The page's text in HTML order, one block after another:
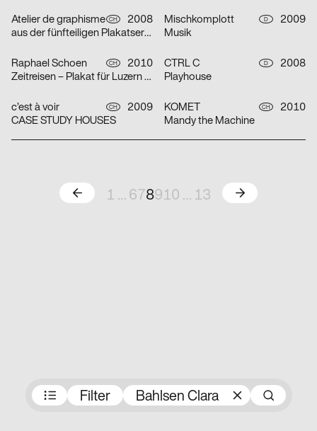
Preisträger:innen
Filter Bahlsen Clara
Atelier de graphisme CH
2008
aus der fünfteiligen Plakatserie »Le petit théâtre«
Mischkomplott D
2009
Musik
Raphael Schoen CH
2010
Zeitreisen – Plakat für Luzern Bucht: Literaturfest, Buchmarkt, Anagrammtage
CTRL C D
2008
Playhouse
c’est à voir CH
2009
CASE STUDY HOUSES
KOMET CH
2010
Mandy the Machine
Zurück
1 … 6 78910 … 13